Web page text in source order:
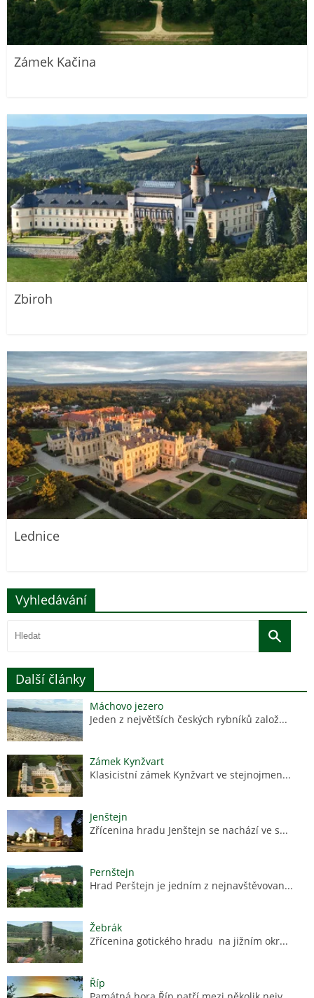
Zámek Kačina
Zbiroh
Lednice
Vyhledávání
Další články
Máchovo jezero
Jeden z největších českých rybníků založ...
Zámek Kynžvart
Klasicistní zámek Kynžvart ve stejnojmen...
Jenštejn
Zřícenina hradu Jenštejn se nachází ve s...
Pernštejn
Hrad Perštejn je jedním z nejnavštěvovan...
Žebrák
Zřícenina gotického hradu na jižním okr...
Říp